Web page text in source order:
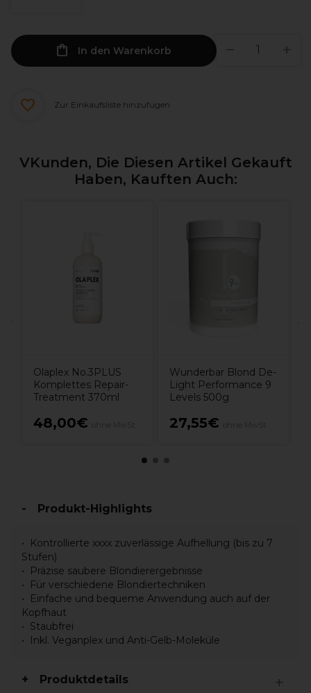
In den Warenkorb
Zur Einkaufsliste hinzufügen
VKunden, Die Diesen Artikel Gekauft
Haben, Kauften Auch:
Olaplex No.3PLUS
Komplettes Repair-
Treatment 370ml
48,00€
Wunderbar Blond De-
Light Performance 9
Levels 500g
27,55€
Produkt-Highlights
Kontrollierte xxxx zuverlässige Aufhellung (bis zu 7
Stufen)
Präzise saubere Blondierergebnisse
Für verschiedene Blondiertechniken
Einfache und bequeme Anwendung auch auf der
Kopfhaut
Staubfrei
Inkl. Veganplex und Anti-Gelb-Moleküle
Produktdetails